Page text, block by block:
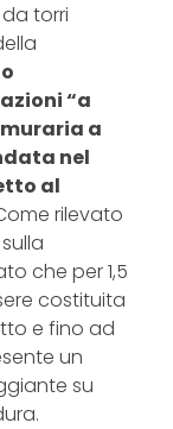
torri
“a
a
nel
al
rilevato
che per 1,5
costituita
e fino ad
un
su